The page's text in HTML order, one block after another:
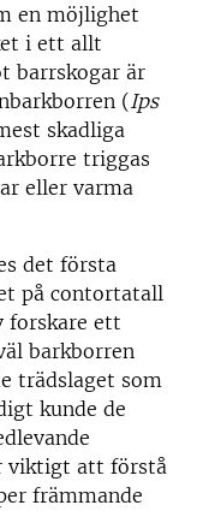
en möjlighet
i ett allt
barrskogar är
(Ips
skadliga
triggas
eller varma
det första
på contortatall
forskare ett
barkborren
trädslaget som
kunde de
viktigt att förstå
främmande